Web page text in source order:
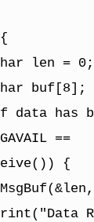
len = 0;
buf[8];
has
==
{